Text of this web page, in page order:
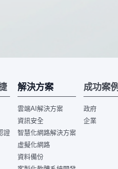
證
解決方案
雲端AI解決方案
資訊安全
智慧化網路解決方案
虛擬化網路
資料備份
成功案例
政府
企業